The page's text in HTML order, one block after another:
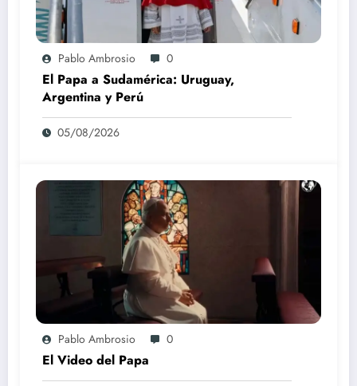
Pablo Ambrosio 0
El Papa a Sudamérica: Uruguay,
Argentina y Perú
05/08/2026
Pablo Ambrosio 0
El Video del Papa